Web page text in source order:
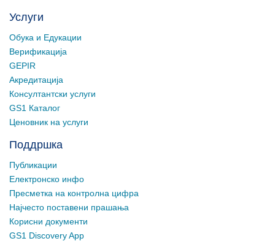
Услуги
Обука и Едукации
Верификација
GEPIR
Акредитација
Консултантски услуги
GS1 Каталог
Ценовник на услуги
Поддршка
Публикации
Електронско инфо
Пресметка на контролна цифра
Најчесто поставени прашања
Корисни документи
GS1 Discovery App